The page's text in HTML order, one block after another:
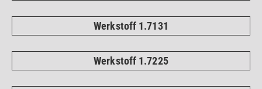
Werkstoff 1.7131
Werkstoff 1.7225